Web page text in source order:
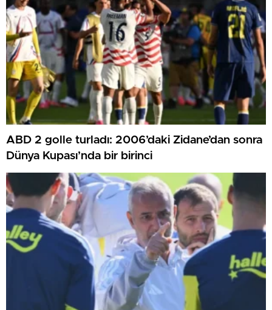
ABD 2 golle turladı: 2006’daki Zidane’dan sonra
Dünya Kupası’nda bir birinci